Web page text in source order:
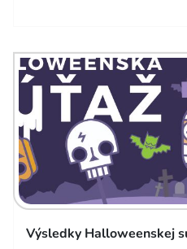
Výsledky Halloweenskej